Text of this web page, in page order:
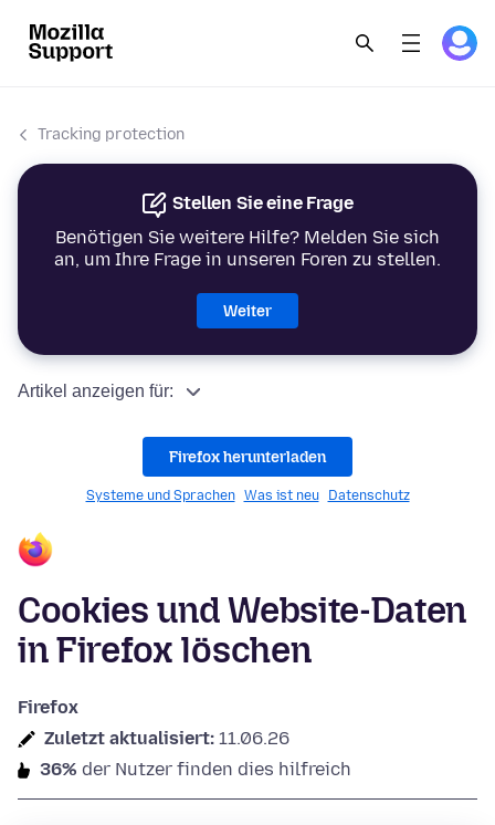
Tracking protection
Stellen Sie eine Frage
Benötigen Sie weitere Hilfe? Melden Sie sich
an, um Ihre Frage in unseren Foren zu stellen.
Weiter
Artikel anzeigen für:
Firefox herunterladen
Systeme und Sprachen Was ist neu Datenschutz
Cookies und Website-Daten
in Firefox löschen
Firefox
Zuletzt aktualisiert: 11.06.26
36% der Nutzer finden dies hilfreich